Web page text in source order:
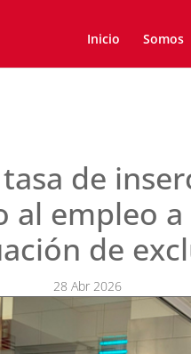
Inicio Somos
de
al empleo
de
28 Abr 2026